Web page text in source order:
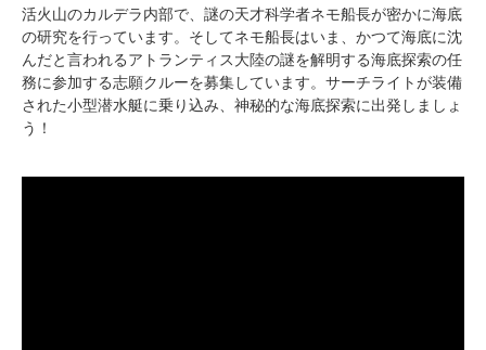
活火山のカルデラ内部で、謎の天才科学者ネモ船長が密かに海底
の研究を行っています。そしてネモ船長はいま、かつて海底に沈
んだと言われるアトランティス大陸の謎を解明する海底探索の任
務に参加する志願クルーを募集しています。サーチライトが装備
された小型潜水艇に乗り込み、神秘的な海底探索に出発しましょ
う！